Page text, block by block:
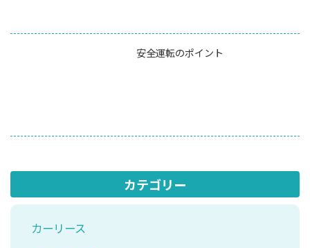
安全運転のポイント
カテゴリー
カーリース